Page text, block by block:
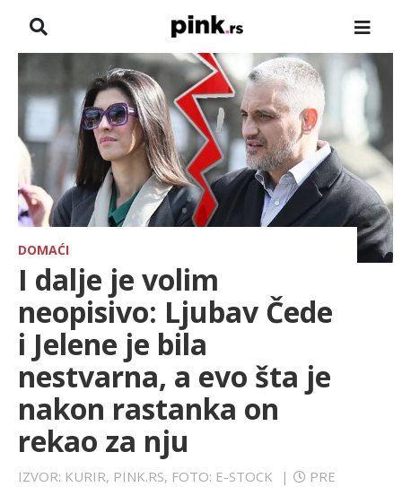
VESTI
ZADRUGA
SHOWBIZ
HRONIKA
FARMERI
TV
SPORT
LIFESTYLE
EXTRA
DOMAĆI
I dalje je volim
neopisivo: Ljubav Čede
i Jelene je bila
nestvarna, a evo šta je
nakon rastanka on
rekao za nju
IZVOR: KURIR, PINK.RS, FOTO: E-STOCK |
PRE